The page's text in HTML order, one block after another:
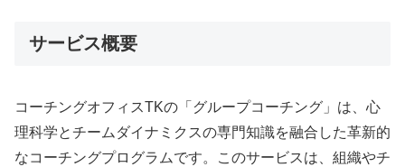
サービス概要
コーチングオフィスTKの「グループコーチング」は、心
理科学とチームダイナミクスの専門知識を融合した革新的
なコーチングプログラムです。このサービスは、組織やチ